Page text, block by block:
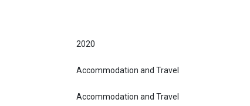
2020
Accommodation and Travel
Accommodation and Travel